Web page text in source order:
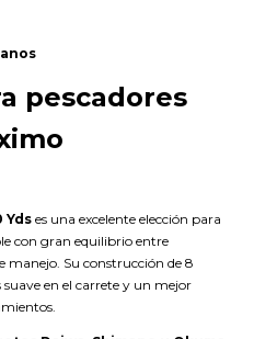
pescadores
Yds es una excelente elección para
con gran equilibrio entre
manejo. Su construcción de 8
en el carrete y un mejor